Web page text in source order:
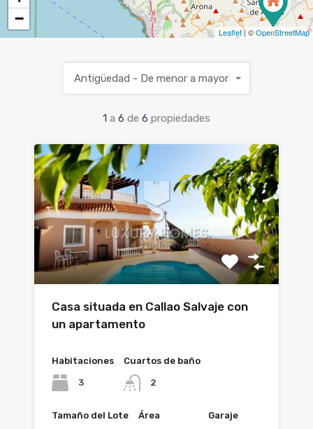
−
Leaflet| ©OpenStreetMap
1 a 6 de 6 propiedades
Antigüedad - De menor a mayor
Casa situada en Callao Salvaje con
un apartamento
Habitaciones
3
Cuartos de baño
2
Tamaño del Lote Área Garaje